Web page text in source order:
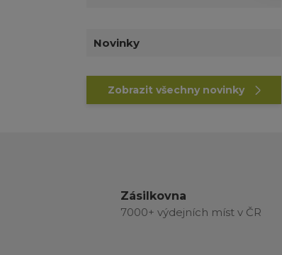
Novinky
Zobrazit všechny novinky
Zásilkovna
7000+ výdejních míst v ČR